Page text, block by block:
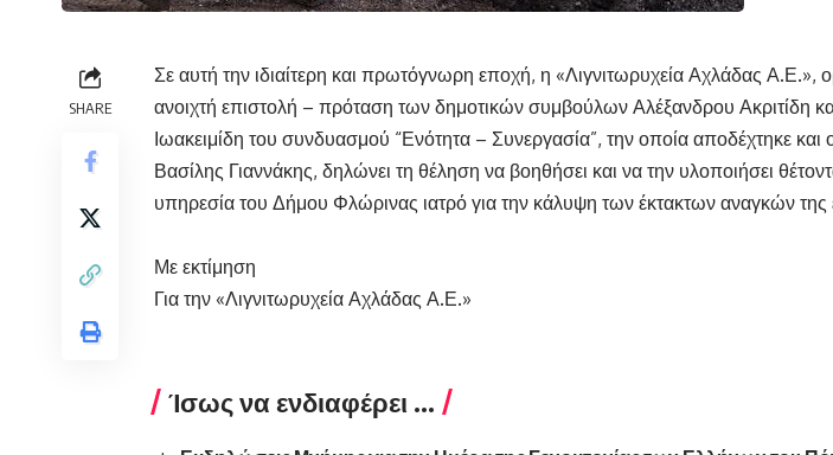
SHARE
Σε αυτή την ιδιαίτερη και πρωτόγνωρη εποχή, η «Λιγνιτωρυχεία Αχλάδας
ανοιχτή επιστολή – πρόταση των δημοτικών συμβούλων Αλέξανδρου Ακριτίδη
Ιωακειμίδη του συνδυασμού “Ενότητα – Συνεργασία”, την οποία αποδέχτηκε
Βασίλης Γιαννάκης, δηλώνει τη θέληση να βοηθήσει και να την υλοποιήσει
υπηρεσία του Δήμου Φλώρινας ιατρό για την κάλυψη των έκτακτων αναγκών της
Με εκτίμηση
Για την «Λιγνιτωρυχεία Αχλάδας Α.Ε.»
Ίσως να ενδιαφέρει ...